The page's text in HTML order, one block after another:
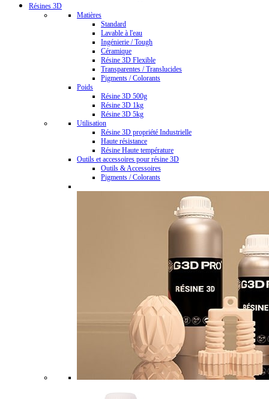
Résines 3D
Matières
Standard
Lavable à l'eau
Ingénierie / Tough
Céramique
Résine 3D Flexible
Transparentes / Translucides
Pigments / Colorants
Poids
Résine 3D 500g
Résine 3D 1kg
Résine 3D 5kg
Utilisation
Résine 3D propriété Industrielle
Haute résistance
Résine Haute température
Outils et accessoires pour résine 3D
Outils & Accessoires
Pigments / Colorants